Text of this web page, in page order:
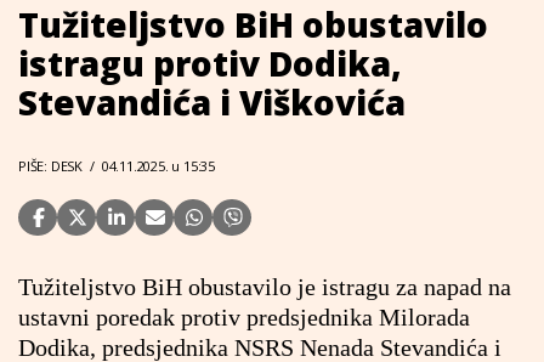
Tužiteljstvo BiH obustavilo
istragu protiv Dodika,
Stevandića i Viškovića
PIŠE: DESK / 04.11.2025. u 15:35
Tužiteljstvo BiH obustavilo je istragu za napad na
ustavni poredak protiv predsjednika Milorada
Dodika, predsjednika NSRS Nenada Stevandića i